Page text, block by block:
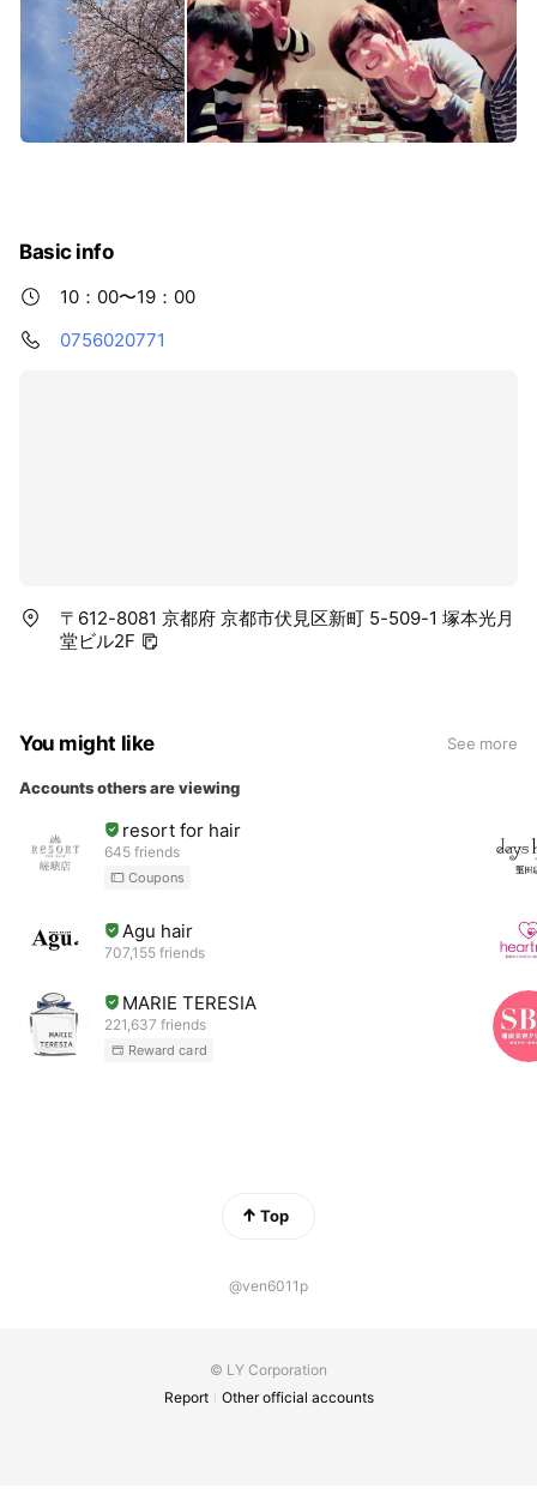
Basic info
10：00〜19：00
0756020771
〒612-8081 京都府 京都市伏見区新町 5-509-1 塚本光月
堂ビル2F
You might like See more
Accounts others are viewing
resort for hair
645 friends
Coupons
Agu hair
707,155 friends
MARIE TERESIA
221,637 friends
Reward card
Top
@ven6011p
© LY Corporation
Report
Other official accounts